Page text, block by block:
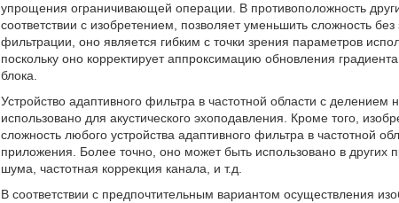
упрощения ограничивающей операции. В противоположность
соответствии с изобретением, позволяет уменьшить сложность
фильтрации, оно является гибким с точки зрения параметров
поскольку оно корректирует аппроксимацию обновления
блока.
Устройство адаптивного фильтра в частотной области с делением
использовано для акустического эхоподавления. Кроме того,
сложность любого устройства адаптивного фильтра в частотной
приложения. Более точно, оно может быть использовано в
шума, частотная коррекция канала, и т.д.
В соответствии с предпочтительным вариантом осуществления